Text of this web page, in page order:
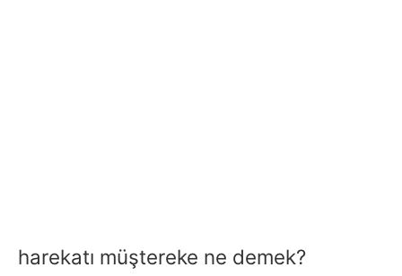
harekatı müştereke ne demek?